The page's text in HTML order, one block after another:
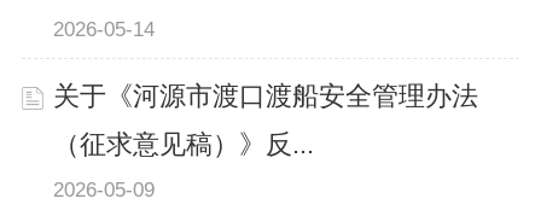
2026-05-14
关于《河源市渡口渡船安全管理办法
（征求意见稿）》反...
2026-05-09